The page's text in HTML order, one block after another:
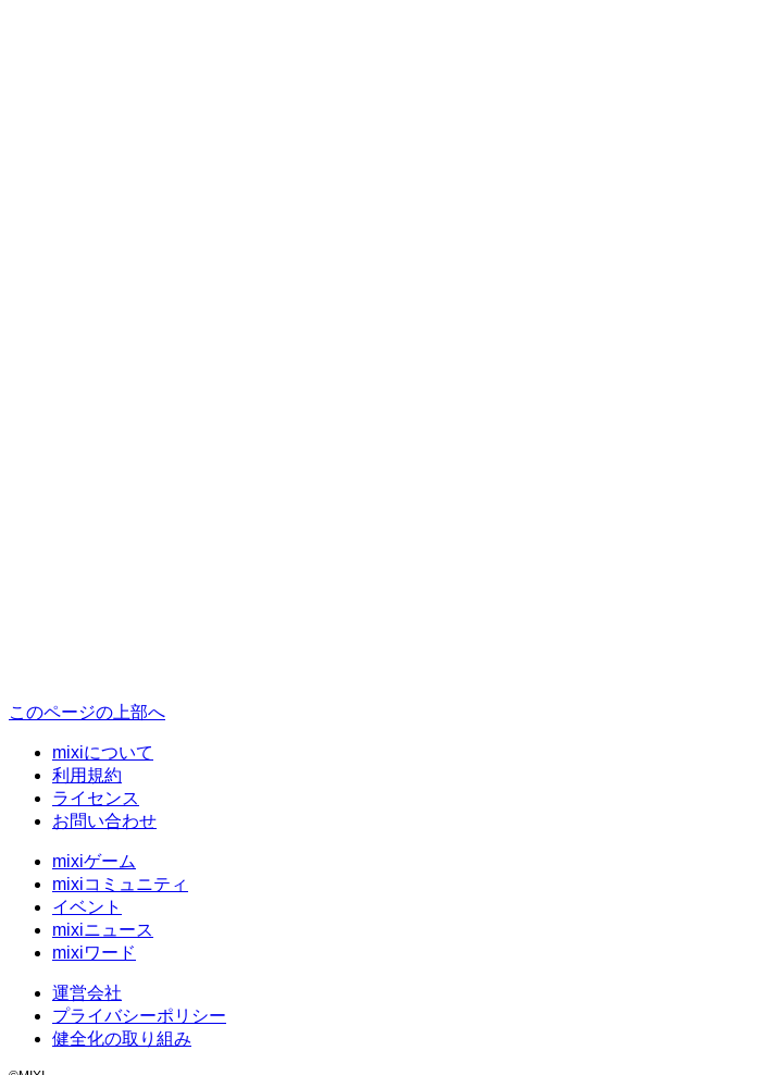
このページの上部へ
mixiについて
利用規約
ライセンス
お問い合わせ
mixiゲーム
mixiコミュニティ
イベント
mixiニュース
mixiワード
運営会社
プライバシーポリシー
健全化の取り組み